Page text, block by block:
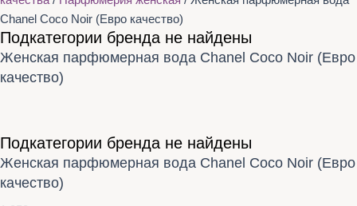
Chanel Coco Noir (Евро качество)
Подкатегории бренда не найдены
Женская парфюмерная вода Chanel Coco Noir (Евро
качество)
Подкатегории бренда не найдены
Женская парфюмерная вода Chanel Coco Noir (Евро
качество)